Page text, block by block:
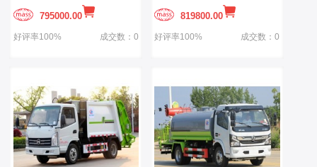
795000.00
好评率100% 成交数：0
819800.00
好评率100% 成交数：0